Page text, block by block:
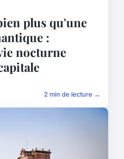
plus qu'une
:
nocturne
2 min de lecture →